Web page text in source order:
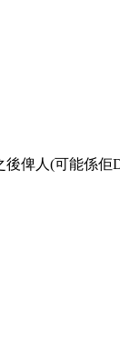
後俾人(可能係佢